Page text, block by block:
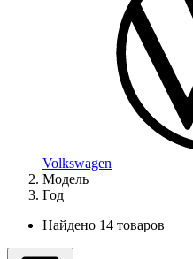
Volkswagen
Модель
Год
Найдено 14 товаров